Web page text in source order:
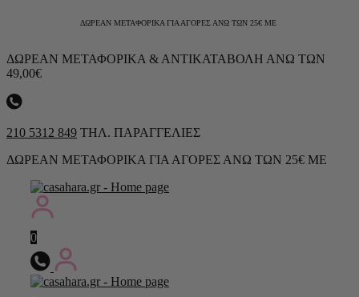
ΔΩΡΕΑΝ ΜΕΤΑΦΟΡΙΚΑ ΓΙΑ ΑΓΟΡΕΣ ΑΝΩ ΤΩΝ 25€ ΜΕ
ΔΩΡΕΑΝ ΜΕΤΑΦΟΡΙΚΑ & ΑΝΤΙΚΑΤΑΒΟΛΗ ΑΝΩ ΤΩΝ
49,00€
210 5312 849 ΤΗΛ. ΠΑΡΑΓΓΕΛΙΕΣ
ΔΩΡΕΑΝ ΜΕΤΑΦΟΡΙΚΑ ΓΙΑ ΑΓΟΡΕΣ ΑΝΩ ΤΩΝ 25€ ΜΕ
0